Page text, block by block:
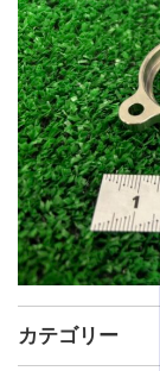
カテゴリー